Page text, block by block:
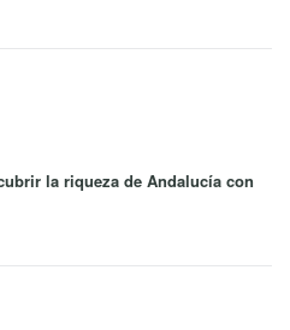
la riqueza de Andalucía con